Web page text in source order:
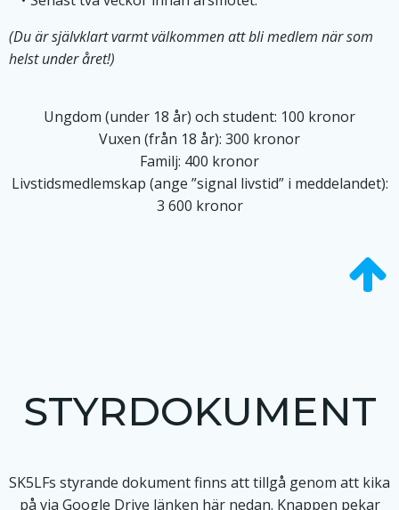
(Du är självklart varmt välkommen att bli medlem när som
helst under året!)
Ungdom (under 18 år) och student: 100 kronor
Vuxen (från 18 år): 300 kronor
Familj: 400 kronor
Livstidsmedlemskap (ange ”signal livstid” i meddelandet):
3 600 kronor
STYRDOKUMENT
SK5LFs styrande dokument finns att tillgå genom att kika
på via Google Drive länken här nedan. Knappen pekar